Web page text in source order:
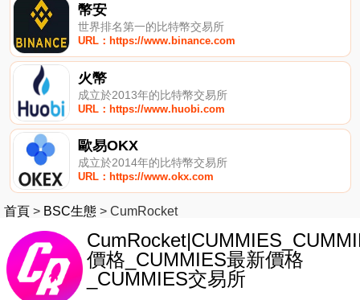
幣安
世界排名第一的比特幣交易所
URL：https://www.binance.com
火幣
成立於2013年的比特幣交易所
URL：https://www.huobi.com
歐易OKX
成立於2014年的比特幣交易所
URL：https://www.okx.com
首頁 > BSC生態 > CumRocket
價格_CUMMIES最新價格
_CUMMIES交易所